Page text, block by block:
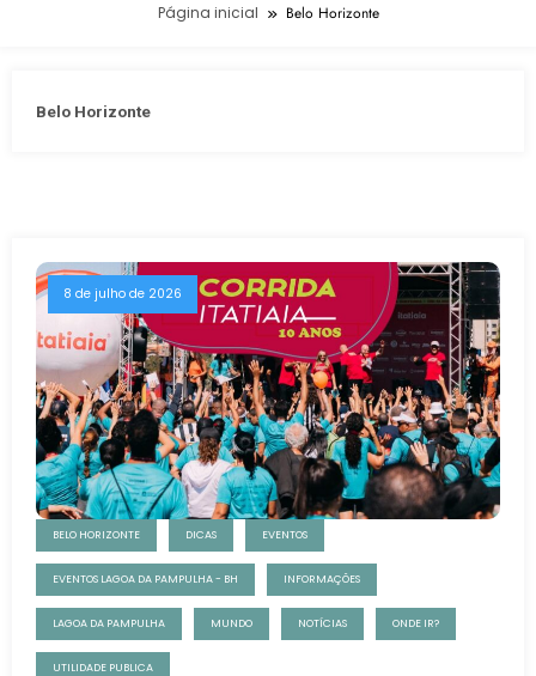
Página inicial Belo Horizonte
Belo Horizonte
8 de julho de 2026
BELO HORIZONTE DICAS EVENTOS
EVENTOS LAGOA DA PAMPULHA - BH INFORMAÇÕES
LAGOA DA PAMPULHA MUNDO NOTÍCIAS ONDE IR?
UTILIDADE PUBLICA